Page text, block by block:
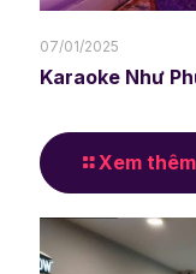
07/01/2025
Karaoke Như
Xem thêm